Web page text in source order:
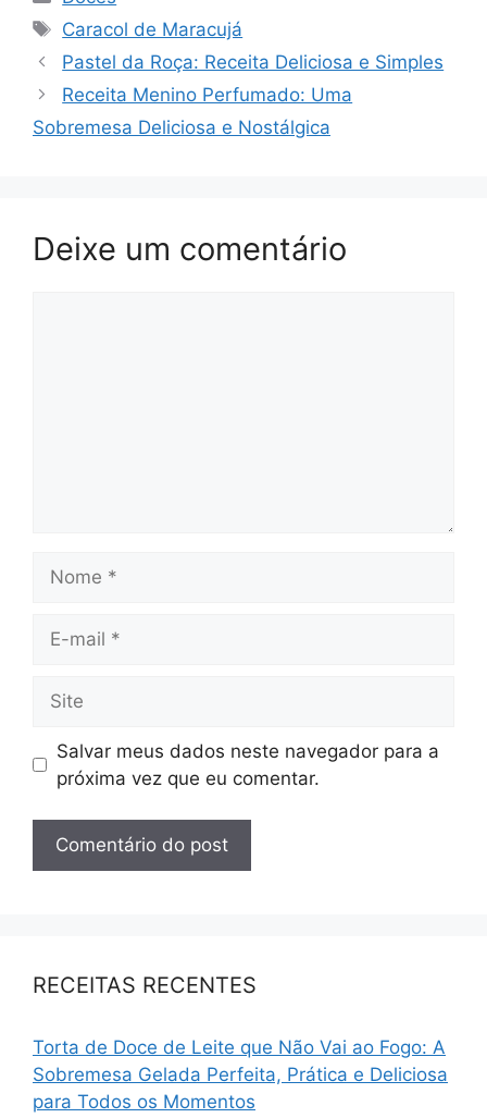
Caracol de Maracujá
Pastel da Roça: Receita Deliciosa e Simples
Receita Menino Perfumado: Uma
Sobremesa Deliciosa e Nostálgica
Deixe um comentário
Salvar meus dados neste navegador para a
próxima vez que eu comentar.
RECEITAS RECENTES
Torta de Doce de Leite que Não Vai ao Fogo: A
Sobremesa Gelada Perfeita, Prática e Deliciosa
para Todos os Momentos